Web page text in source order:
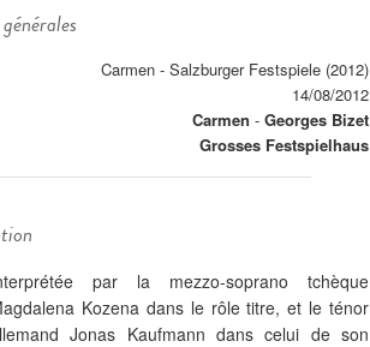
Carmen - Salzburger Festspiele (2012)
14/08/2012
Carmen - Georges Bizet
Grosses Festspielhaus
par la mezzo-soprano tchèque
Kozena dans le rôle titre, et le ténor
Jonas Kaufmann dans celui de son